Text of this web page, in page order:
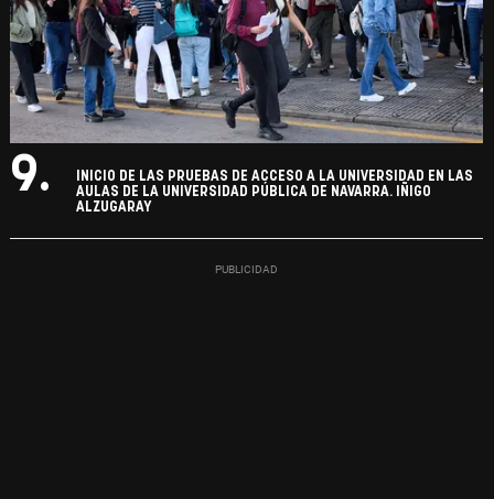
9.
INICIO DE LAS PRUEBAS DE ACCESO A LA UNIVERSIDAD EN LAS
AULAS DE LA UNIVERSIDAD PÚBLICA DE NAVARRA. IÑIGO
ALZUGARAY